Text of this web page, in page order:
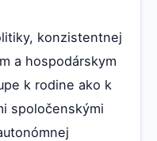
konzistentnej
a hospodárskym
k rodine ako k
spoločenskými